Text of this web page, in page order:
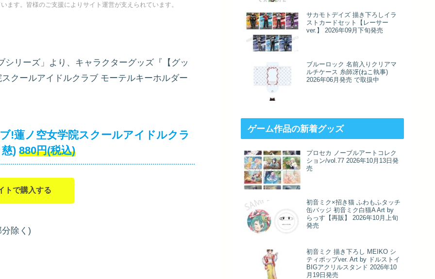
す。皆様のご支援によりサイト運営が支えられています。
リーズ」より、キャラクターグッズ『【グッ
クールアイドルクラブ モーテルキーホルダー
!蓮ノ空女学院スクールアイドルクラ
) 880円(税込)
トで購入する
除く)
サカモトデイズ 描き下ろしイラ
ストカードセット【レーサー
ver.】 2026年09月下旬発売
ブルーロック 名前入りクリアマ
ルチケース 糸師冴(ねこ執事)
2026年06月発売 で取扱中
ゲーム作品の新着グッズ
プロセカ ノーブルアートコレク
ション/vol.77 2026年10月13日発
売
初音ミク×招き猫 ふわもふタッチ
缶バッジ 初音ミク白猫A Art by
らっす【再販】 2026年10月上旬
発売
初音ミク 描き下ろし MEIKO シ
ティポップver. Art by ドルストイ
BIGアクリルスタンド 2026年10
月19日発売